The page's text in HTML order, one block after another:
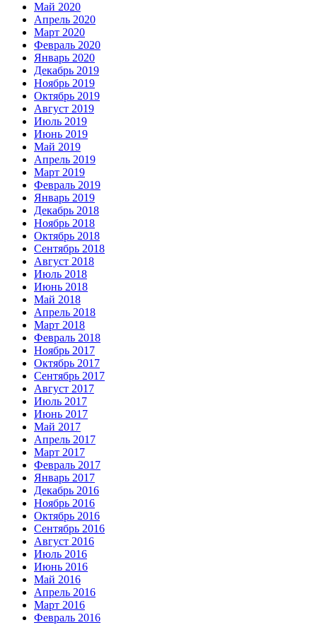
Май 2020
Апрель 2020
Март 2020
Февраль 2020
Январь 2020
Декабрь 2019
Ноябрь 2019
Октябрь 2019
Август 2019
Июль 2019
Июнь 2019
Май 2019
Апрель 2019
Март 2019
Февраль 2019
Январь 2019
Декабрь 2018
Ноябрь 2018
Октябрь 2018
Сентябрь 2018
Август 2018
Июль 2018
Июнь 2018
Май 2018
Апрель 2018
Март 2018
Февраль 2018
Ноябрь 2017
Октябрь 2017
Сентябрь 2017
Август 2017
Июль 2017
Июнь 2017
Май 2017
Апрель 2017
Март 2017
Февраль 2017
Январь 2017
Декабрь 2016
Ноябрь 2016
Октябрь 2016
Сентябрь 2016
Август 2016
Июль 2016
Июнь 2016
Май 2016
Апрель 2016
Март 2016
Февраль 2016